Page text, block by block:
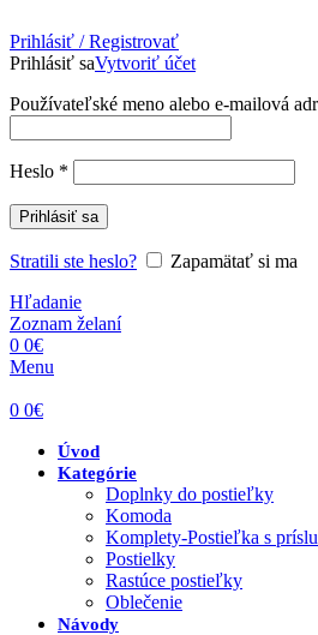
Prihlásiť / Registrovať
Prihlásiť saVytvoriť účet
Používateľské meno alebo e-mailová
Heslo *
Prihlásiť sa
Stratili ste heslo?
Zapamätať si ma
Hľadanie
Zoznam želaní
0 0€
Menu
0 0€
Úvod
Kategórie
Doplnky do postieľky
Komoda
Komplety-Postieľka s
Postielky
Rastúce postieľky
Oblečenie
Návody